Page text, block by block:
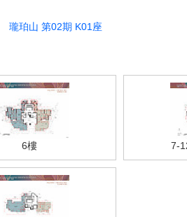
瓏珀山 第02期 K01座
6樓 7-